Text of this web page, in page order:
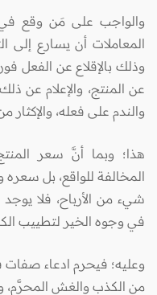
والواجب على مَن وقع
المعاملات أن يسارع إلى
وذلك بالإقلاع عن الفعل
عن المنتج، والإعلام عن
والندم على فعله، والإكثار
هذا؛ وبما أنَّ سعر
المخالفة للواقع، بل سعره
شيء من الأرباح، فلا
في وجوه الخير لتطييب
وعليه؛ فيحرم ادعاء
من الكذب والغش